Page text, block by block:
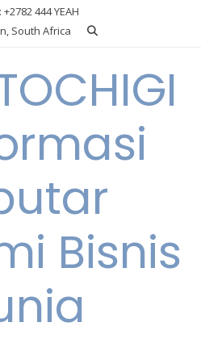
+2782 444 YEAH
South Africa
Bisnis